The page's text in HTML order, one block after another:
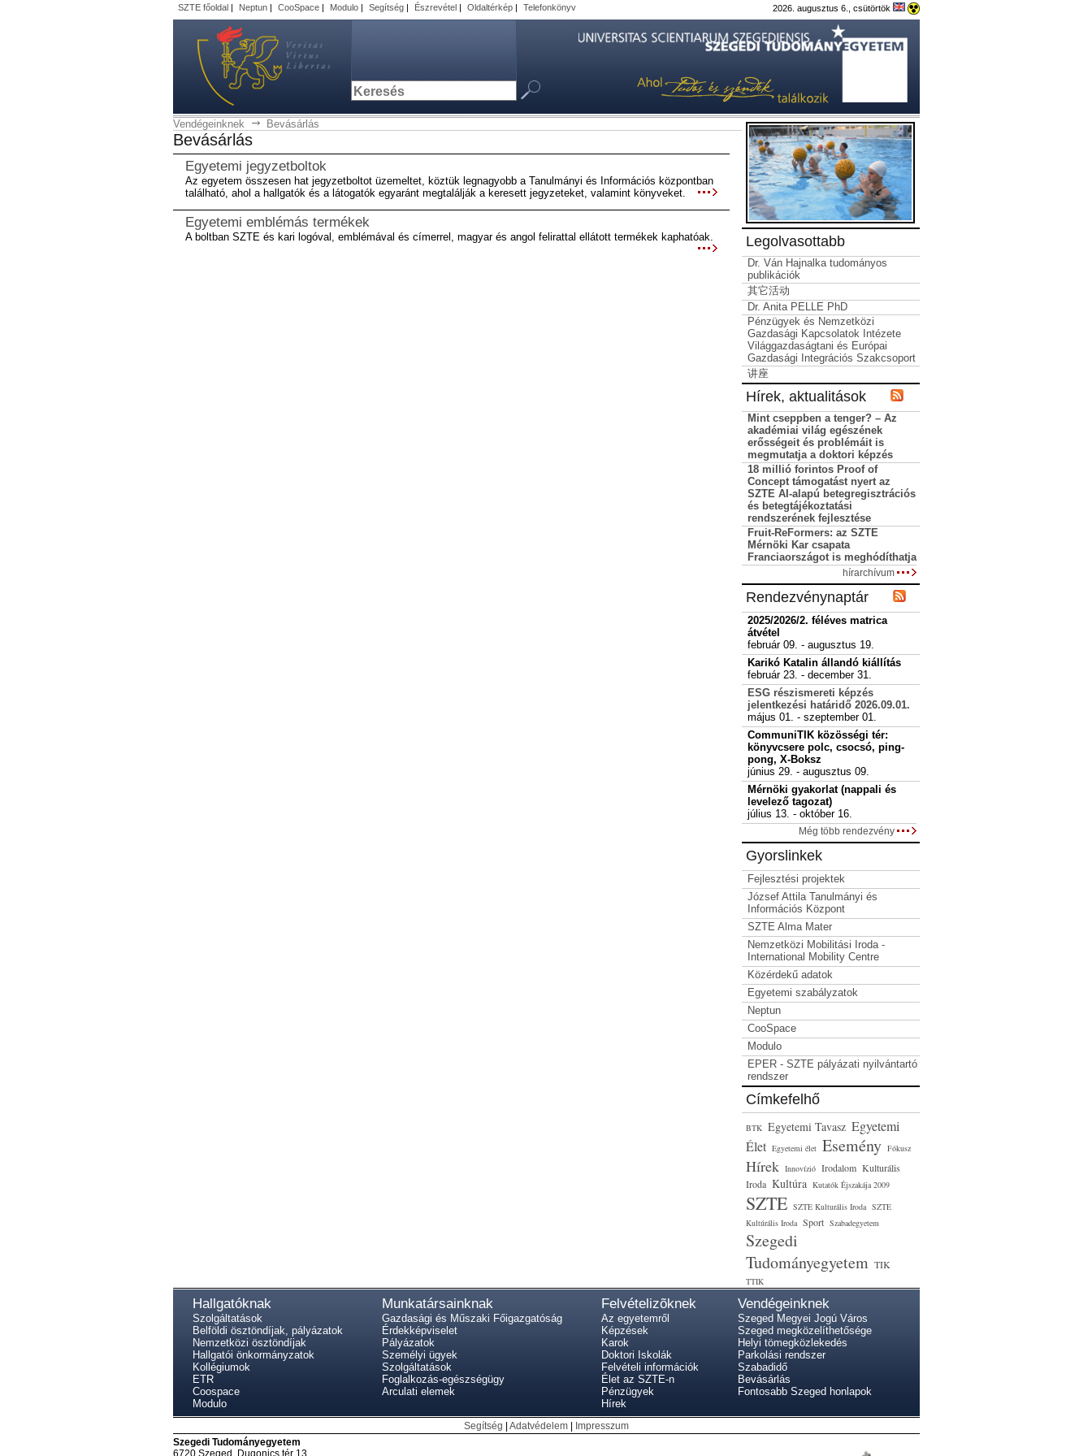
SZTE főoldal| Neptun| CooSpace| Modulo| Segítség| Észrevétel| Oldaltérkép| Telefonkönyv 2026. augusztus 6., csütörtök
Vendégeinknek Bevásárlás
Bevásárlás
Egyetemi jegyzetboltok
Az egyetem összesen hat jegyzetboltot üzemeltet, köztük legnagyobb a Tanulmányi és Információs központban
található, ahol a hallgatók és a látogatók egyaránt megtalálják a keresett jegyzeteket, valamint könyveket.
Egyetemi emblémás termékek
A boltban SZTE és kari logóval, emblémával és címerrel, magyar és angol felirattal ellátott termékek kaphatóak. Legolvasottabb
Dr. Ván Hajnalka tudományos
publikációk
其它活动
Dr. Anita PELLE PhD
Pénzügyek és Nemzetközi
Gazdasági Kapcsolatok Intézete
Világgazdaságtani és Európai
Gazdasági Integrációs Szakcsoport
讲座
Hírek, aktualitások
Mint cseppben a tenger? – Az
akadémiai világ egészének
erősségeit és problémáit is
megmutatja a doktori képzés
18 millió forintos Proof of
Concept támogatást nyert az
SZTE AI-alapú betegregisztrációs
és betegtájékoztatási
rendszerének fejlesztése
Fruit-ReFormers: az SZTE
Mérnöki Kar csapata
Franciaországot is meghódíthatja
hírarchívum
Rendezvénynaptár
2025/2026/2. féléves matrica
átvétel
február 09. - augusztus 19.
Karikó Katalin állandó kiállítás
február 23. - december 31.
ESG részismereti képzés
jelentkezési határidő 2026.09.01.
május 01. - szeptember 01.
CommuniTIK közösségi tér:
könyvcsere polc, csocsó, ping-
pong, X-Boksz
június 29. - augusztus 09.
Mérnöki gyakorlat (nappali és
levelező tagozat)
július 13. - október 16.
Még több rendezvény
Gyorslinkek
Fejlesztési projektek
József Attila Tanulmányi és
Információs Központ
SZTE Alma Mater
Nemzetközi Mobilitási Iroda -
International Mobility Centre
Közérdekű adatok
Egyetemi szabályzatok
Neptun
CooSpace
Modulo
EPER - SZTE pályázati nyilvántartó
rendszer
Címkefelhő
BTK Egyetemi Tavasz Egyetemi
Élet Egyetemi élet Esemény Fókusz
Hírek Innovízió Irodalom Kulturális
Iroda Kultúra Kutatók Éjszakája 2009
SZTE SZTE Kulturális Iroda SZTE
Kultúrális Iroda Sport Szabadegyetem
Szegedi
Tudományegyetem TIK
TTIK
Hallgatóknak
Szolgáltatások
Belföldi ösztöndíjak, pályázatok
Nemzetközi ösztöndíjak
Hallgatói önkormányzatok
Kollégiumok
ETR
Coospace
Modulo
Munkatársainknak
Gazdasági és Műszaki Főigazgatóság
Érdekképviselet
Pályázatok
Személyi ügyek
Szolgáltatások
Foglalkozás-egészségügy
Arculati elemek
Felvételizõknek
Az egyetemről
Képzések
Karok
Doktori Iskolák
Felvételi információk
Élet az SZTE-n
Pénzügyek
Hírek
Vendégeinknek
Szeged Megyei Jogú Város
Szeged megközelíthetősége
Helyi tömegközlekedés
Parkolási rendszer
Szabadidő
Bevásárlás
Fontosabb Szeged honlapok
Segítség Adatvédelem| Impresszum
Szegedi Tudományegyetem